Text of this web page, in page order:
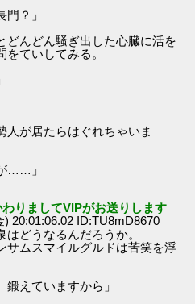
？」
んどん騒ぎ出した心臓に活を
をていしてみる。
人が居たらはぐれちゃいま
……」
りましてVIPがお送りします
20:01:06.02 ID:TU8mD8670
どうなるんだろうか。
ムスマイルグルドは苦笑を浮
えていますから」